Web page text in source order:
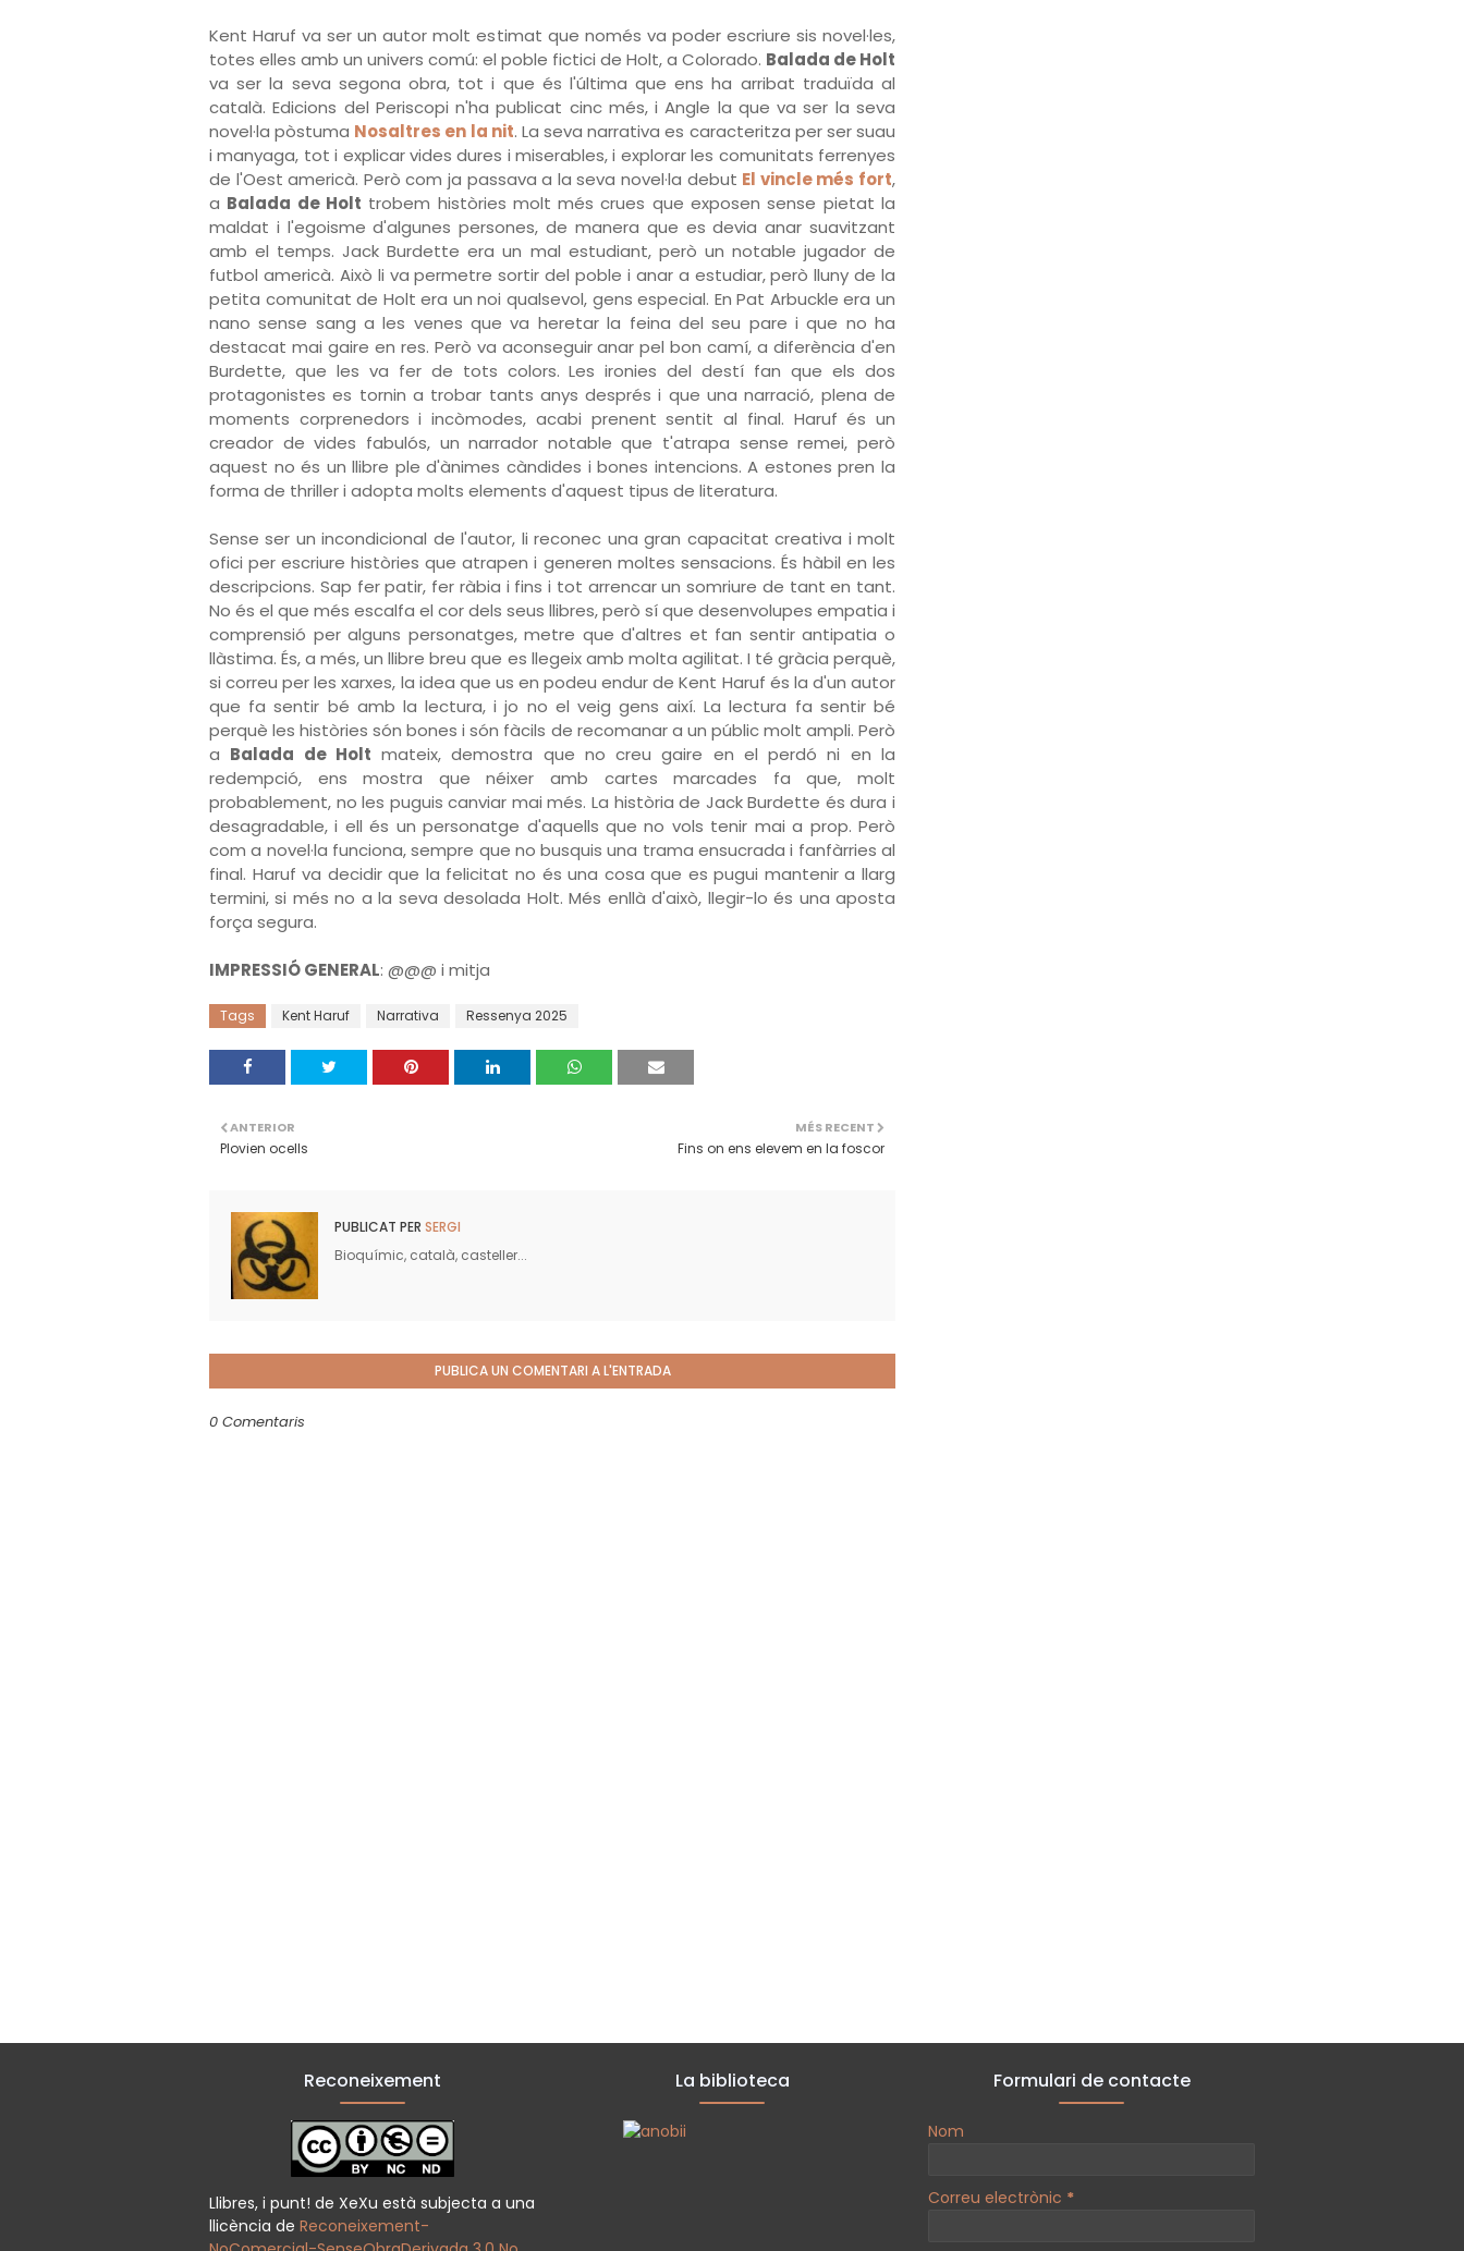
Kent Haruf va ser un autor molt estimat que només va poder escriure sis novel·les,
totes elles amb un univers comú: el poble fictici de Holt, a Colorado. Balada de Holt
va ser la seva segona obra, tot i que és l'última que ens ha arribat traduïda al
català. Edicions del Periscopi n'ha publicat cinc més, i Angle la que va ser la seva
novel·la pòstuma Nosaltres en la nit. La seva narrativa es caracteritza per ser suau
i manyaga, tot i explicar vides dures i miserables, i explorar les comunitats ferrenyes
de l'Oest americà. Però com ja passava a la seva novel·la debut El vincle més fort,
a Balada de Holt trobem històries molt més crues que exposen sense pietat la
maldat i l'egoisme d'algunes persones, de manera que es devia anar suavitzant
amb el temps. Jack Burdette era un mal estudiant, però un notable jugador de
futbol americà. Això li va permetre sortir del poble i anar a estudiar, però lluny de la
petita comunitat de Holt era un noi qualsevol, gens especial. En Pat Arbuckle era un
nano sense sang a les venes que va heretar la feina del seu pare i que no ha
destacat mai gaire en res. Però va aconseguir anar pel bon camí, a diferència d'en
Burdette, que les va fer de tots colors. Les ironies del destí fan que els dos
protagonistes es tornin a trobar tants anys després i que una narració, plena de
moments corprenedors i incòmodes, acabi prenent sentit al final. Haruf és un
creador de vides fabulós, un narrador notable que t'atrapa sense remei, però
aquest no és un llibre ple d'ànimes càndides i bones intencions. A estones pren la
forma de thriller i adopta molts elements d'aquest tipus de literatura.
Sense ser un incondicional de l'autor, li reconec una gran capacitat creativa i molt
ofici per escriure històries que atrapen i generen moltes sensacions. És hàbil en les
descripcions. Sap fer patir, fer ràbia i fins i tot arrencar un somriure de tant en tant.
No és el que més escalfa el cor dels seus llibres, però sí que desenvolupes empatia i
comprensió per alguns personatges, metre que d'altres et fan sentir antipatia o
llàstima. És, a més, un llibre breu que es llegeix amb molta agilitat. I té gràcia perquè,
si correu per les xarxes, la idea que us en podeu endur de Kent Haruf és la d'un autor
que fa sentir bé amb la lectura, i jo no el veig gens així. La lectura fa sentir bé
perquè les històries són bones i són fàcils de recomanar a un públic molt ampli. Però
a Balada de Holt mateix, demostra que no creu gaire en el perdó ni en la
redempció, ens mostra que néixer amb cartes marcades fa que, molt
probablement, no les puguis canviar mai més. La història de Jack Burdette és dura i
desagradable, i ell és un personatge d'aquells que no vols tenir mai a prop. Però
com a novel·la funciona, sempre que no busquis una trama ensucrada i fanfàrries al
final. Haruf va decidir que la felicitat no és una cosa que es pugui mantenir a llarg
termini, si més no a la seva desolada Holt. Més enllà d'això, llegir-lo és una aposta
força segura.
IMPRESSIÓ GENERAL: @@@ i mitja
Tags Kent Haruf Narrativa Ressenya 2025
MÉS RECENT
Fins on ens elevem en la foscor
ANTERIOR
Plovien ocells
PUBLICAT PER SERGI
Bioquímic, català, casteller...
PUBLICA UN COMENTARI A L'ENTRADA
0 Comentaris
Reconeixement
Llibres, i punt! de XeXu està subjecta a una
llicència de Reconeixement-
La biblioteca Formulari de contacte
Nom
Correu electrònic *